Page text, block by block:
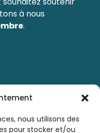
nous utilisons des
pour stocker et/ou
à nous
.